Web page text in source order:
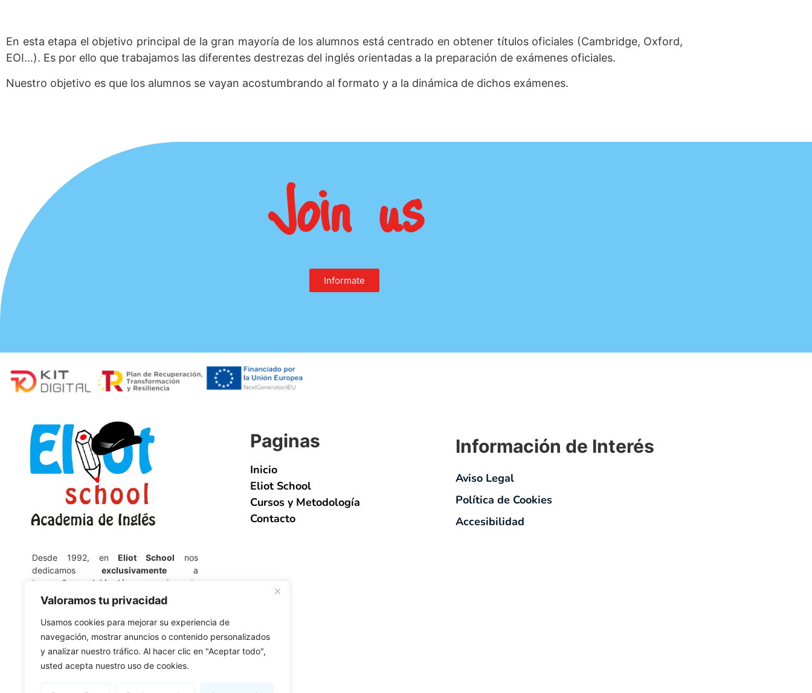
Valoramos tu privacidad
Usamos cookies para mejorar su experiencia de
navegación, mostrar anuncios o contenido personalizados
y analizar nuestro tráfico. Al hacer clic en "Aceptar todo",
usted acepta nuestro uso de cookies.
En esta etapa el objetivo principal de la gran mayoría de los alumnos está centrado en obtener títulos oficiales (Cambridge, Oxford,
EOI…). Es por ello que trabajamos las diferentes destrezas del inglés orientadas a la preparación de exámenes oficiales.
Nuestro objetivo es que los alumnos se vayan acostumbrando al formato y a la dinámica de dichos exámenes.
Join us
Informate
Desde 1992, enEliot School nos
dedicamosexclusivamente a
la
enseñanza del inglés
, proporcionando
servicios de calidad de una manera
eficiente, eficaz y personalizada.
Paginas
Inicio
Eliot School
Cursos y Metodología
Contacto
Información de Interés
Aviso Legal
Política de Cookies
Accesibilidad